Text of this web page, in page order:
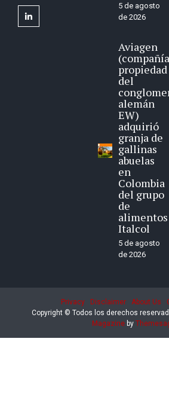
linkedin
5 de agosto
de 2026
Aviagen
(compañía
propiedad
del
alemán
EW)
adquirió
granja de
gallinas
abuelas
en
Colombia
del grupo
de
alimentos
Italcol
5 de agosto
de 2026
Privacy Disclaimer About Us
Copyright © Todos los derechos
Magazine by